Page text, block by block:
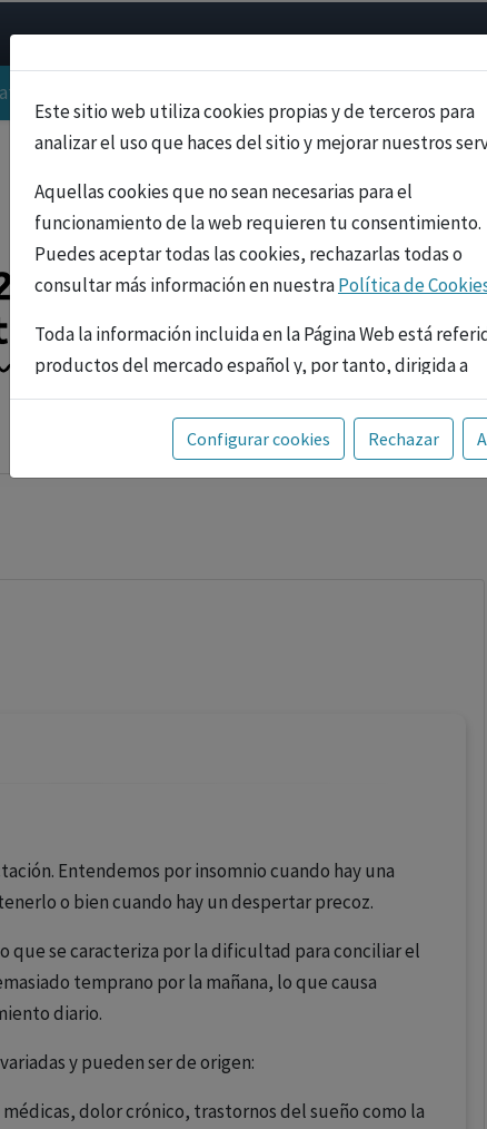
Este sitio web utiliza cookies propias y de terceros para
analizar el uso que haces del sitio y mejorar nuestros
Aquellas cookies que no sean necesarias para el
funcionamiento de la web requieren tu consentimiento.
Puedes aceptar todas las cookies, rechazarlas todas o
consultar más información en nuestraPolítica de
Toda la información incluida en la Página Web está
productos del mercado español y, por tanto, dirigida a
profesionales sanitarios legalmente facultados para
prescribir o dispensar medicamentos con ejercicio
profesional. La información técnica de los fármacos se
Configurar cookies Rechazar
Entendemos por insomnio cuando hay una
o bien cuando hay un despertar precoz.
que se caracteriza por la dificultad para conciliar el
temprano por la mañana, lo que causa
diario.
y pueden ser de origen:
dolor crónico, trastornos del sueño como la